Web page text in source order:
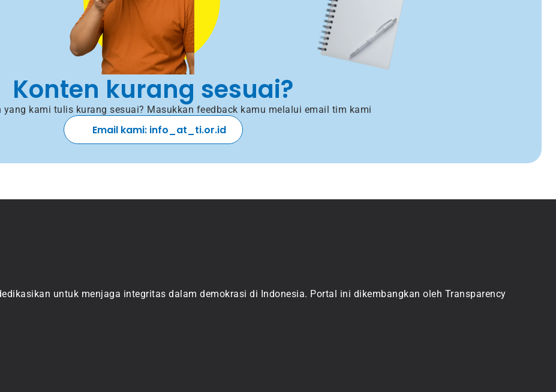
Konten kurang sesuai?
yang kami tulis kurang sesuai? Masukkan feedback kamu melalui email tim kami
Email kami: info_at_ti.or.id
untuk menjaga integritas dalam demokrasi di Indonesia. Portal ini dikembangkan oleh Transparency